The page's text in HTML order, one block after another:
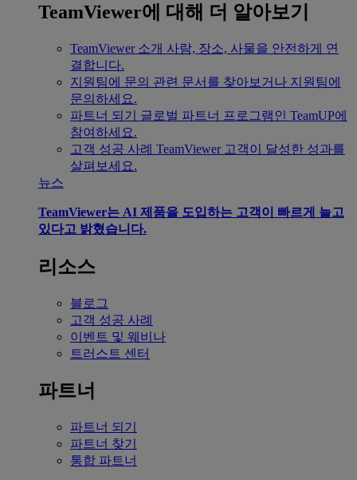
TeamViewer에 대해 더 알아보기
TeamViewer 소개 사람, 장소, 사물을 안전하게 연
결합니다.
지원팀에 문의 관련 문서를 찾아보거나 지원팀에
문의하세요.
파트너 되기
글로벌 파트너 프로그램인 TeamUP에
참여하세요.
고객 성공 사례 TeamViewer 고객이 달성한 성과를
살펴보세요.
뉴스
TeamViewer는 AI 제품을 도입하는 고객이 빠르게 늘고
있다고 밝혔습니다.
리소스
블로그
고객 성공 사례
이벤트 및 웨비나
트러스트 센터
파트너
파트너 되기
파트너 찾기
통합 파트너